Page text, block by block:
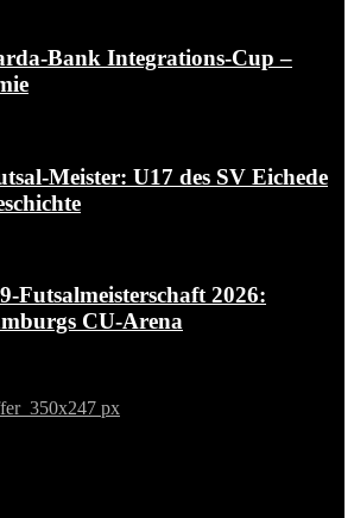
Bank Integrations-Cup –
Meister: U17 des SV Eichede
Futsalmeisterschaft 2026:
CU-Arena